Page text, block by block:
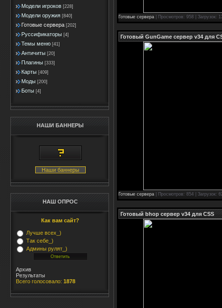
Модели игроков [228]
Модели оружия [840]
Готовые сервера [202]
Руссификаторы [4]
Темы меню [41]
Античиты [20]
Плагины [333]
Карты [409]
Моды [200]
Боты [4]
НАШИ БАННЕРЫ
Наши баннеры
НАШ ОПРОС
Как вам сайт?
Лучше всех_)
Так себе_)
Админы рулят_)
Архив
Результаты
Всего голосовало: 1878
Готовые сервера | Просмотров: 958 | Загрузок:
Готовый GunGame сервер v34 для
Готовые сервера | Просмотров: 854 | Загрузок:
Готовый bhop сервер v34 для CSS